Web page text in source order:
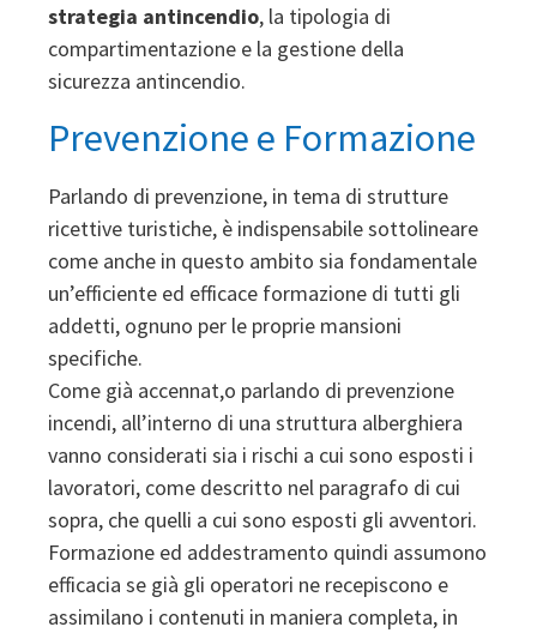
strategia antincendio, la tipologia di
compartimentazione e la gestione della
sicurezza antincendio.
Prevenzione e Formazione
Parlando di prevenzione, in tema di strutture
ricettive turistiche, è indispensabile sottolineare
come anche in questo ambito sia fondamentale
un’efficiente ed efficace formazione di tutti gli
addetti, ognuno per le proprie mansioni
specifiche.
Come già accennat,o parlando di prevenzione
incendi, all’interno di una struttura alberghiera
vanno considerati sia i rischi a cui sono esposti i
lavoratori, come descritto nel paragrafo di cui
sopra, che quelli a cui sono esposti gli avventori.
Formazione ed addestramento quindi assumono
efficacia se già gli operatori ne recepiscono e
assimilano i contenuti in maniera completa, in